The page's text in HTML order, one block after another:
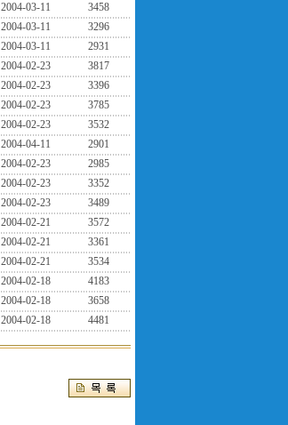
2004-03-11
3458
2004-03-11
3296
2004-03-11
2931
2004-02-23
3817
2004-02-23
3396
2004-02-23
3785
2004-02-23
3532
2004-04-11
2901
2004-02-23
2985
2004-02-23
3352
2004-02-23
3489
2004-02-21
3572
2004-02-21
3361
2004-02-21
3534
2004-02-18
4183
2004-02-18
3658
2004-02-18 4481